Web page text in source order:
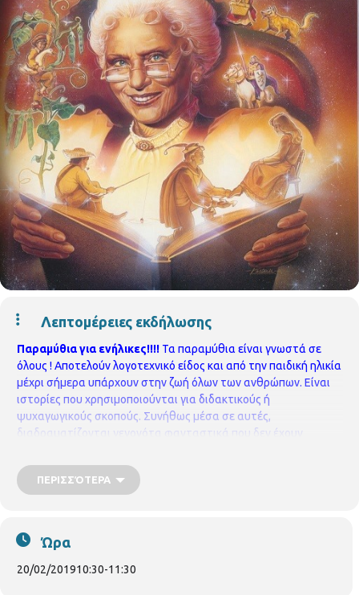
Λεπτομέρειες εκδήλωσης
Παραμύθια για ενήλικες!!!! Τα παραμύθια είναι γνωστά σε
όλους ! Αποτελούν λογοτεχνικό είδος και από την παιδική ηλικία
μέχρι σήμερα υπάρχουν στην ζωή όλων των ανθρώπων. Είναι
ιστορίες που χρησιμοποιούνται για διδακτικούς ή
ψυχαγωγικούς σκοπούς. Συνήθως μέσα σε αυτές,
διαδραματίζονται γεγονότα φανταστικά που δεν έχουν
βαδίζουν προς ένα μονοπάτι φωτεινό, πνευματικού
αναστοχασμού και προσωπικής αποκάλυψης που όλοι είμαστε
Παιδική Βιβλιοθήκη Ορέστου.
20/2/2019, «Κισμέτ». Ένα παραμύθι από την Ανατολή
27//2/2019, «Η πρόσκληση». Ιστορία αγάπης στα χρόνια
ΠΕΡΙΣΣΌΤΕΡΑ
Ώρα
20/02/201910:30-11:30